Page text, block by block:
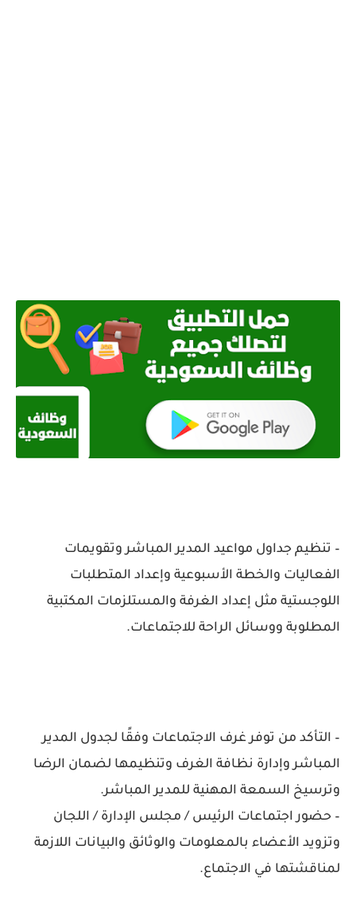
– تنظيم جداول مواعيد المدير المباشر وتقويمات
الفعاليات والخطة الأسبوعية وإعداد المتطلبات
اللوجستية مثل إعداد الغرفة والمستلزمات المكتبية
المطلوبة ووسائل الراحة للاجتماعات.
– التأكد من توفر غرف الاجتماعات وفقًا لجدول المدير
المباشر وإدارة نظافة الغرف وتنظيمها لضمان الرضا
وترسيخ السمعة المهنية للمدير المباشر.
– حضور اجتماعات الرئيس / مجلس الإدارة / اللجان
وتزويد الأعضاء بالمعلومات والوثائق والبيانات اللازمة
لمناقشتها في الاجتماع.